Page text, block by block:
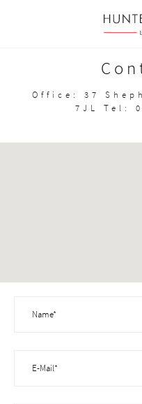
Office: 37
7JL Tel: